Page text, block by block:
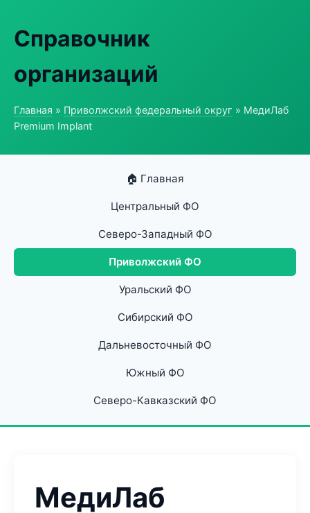
Справочник
организаций
Главная » Приволжский федеральный округ » МедиЛаб
Premium Implant
🏠 Главная
Центральный ФО
Северо-Западный ФО
Приволжский ФО
Уральский ФО
Сибирский ФО
Дальневосточный ФО
Южный ФО
Северо-Кавказский ФО
МедиЛаб